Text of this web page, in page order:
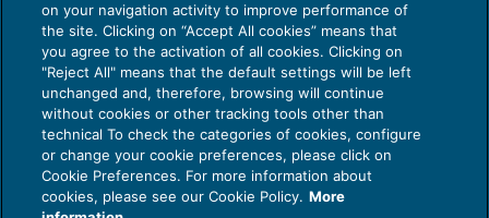
27 Luglio 2026
di Diego BarberieStefano Dovier
Privacy Policy
Cookie Policy
on your navigation activity to improve performance of
the site. Clicking on “Accept All cookies” means that
you agree to the activation of all cookies. Clicking on
"Reject All" means that the default settings will be left
unchanged and, therefore, browsing will continue
without cookies or other tracking tools other than
technical To check the categories of cookies, configure
or change your cookie preferences, please click on
Cookie Preferences. For more information about
cookies, please see our Cookie Policy. More